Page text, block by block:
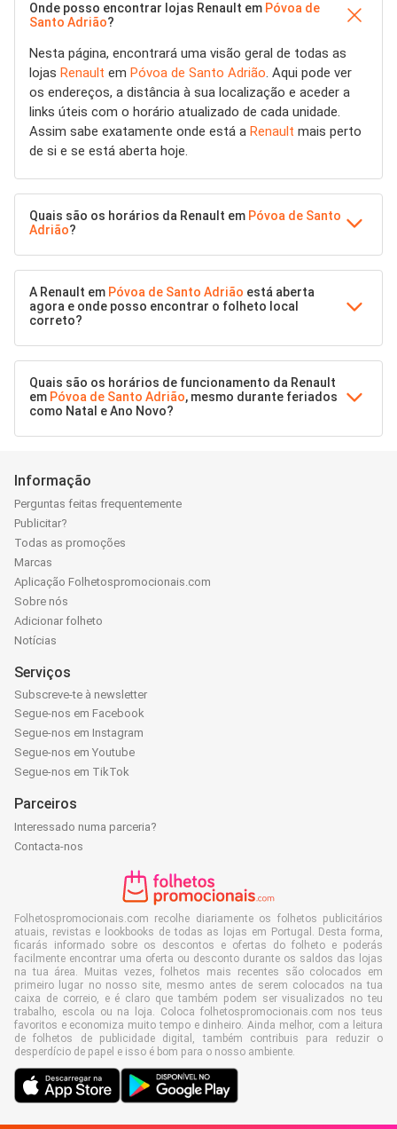
Onde posso encontrar lojas Renault em Póvoa de
Santo Adrião?
Nesta página, encontrará uma visão geral de todas as
lojas Renault em Póvoa de Santo Adrião. Aqui pode ver
os endereços, a distância à sua localização e aceder a
links úteis com o horário atualizado de cada unidade.
Assim sabe exatamente onde está a Renault mais perto
de si e se está aberta hoje.
Quais são os horários da Renault em Póvoa de Santo
Adrião?
A Renault em Póvoa de Santo Adrião está aberta
agora e onde posso encontrar o folheto local
correto?
Quais são os horários de funcionamento da Renault
em Póvoa de Santo Adrião, mesmo durante feriados
como Natal e Ano Novo?
Informação
Perguntas feitas frequentemente
Publicitar?
Todas as promoções
Marcas
Aplicação Folhetospromocionais.com
Sobre nós
Adicionar folheto
Notícias
Serviços
Subscreve-te à newsletter
Segue-nos em Facebook
Segue-nos em Instagram
Segue-nos em Youtube
Segue-nos em TikTok
Parceiros
Interessado numa parceria?
Contacta-nos
Folhetospromocionais.com recolhe diariamente os folhetos publicitários
atuais, revistas e lookbooks de todas as lojas em Portugal. Desta forma,
ficarás informado sobre os descontos e ofertas do folheto e poderás
facilmente encontrar uma oferta ou desconto durante os saldos das lojas
na tua área. Muitas vezes, folhetos mais recentes são colocados em
primeiro lugar no nosso site, mesmo antes de serem colocados na tua
caixa de correio, e é claro que também podem ser visualizados no teu
trabalho, escola ou na loja. Coloca folhetospromocionais.com nos teus
favoritos e economiza muito tempo e dinheiro. Ainda melhor, com a leitura
de folhetos de publicidade digital, também contribuis para reduzir o
desperdício de papel e isso é bom para o nosso ambiente.